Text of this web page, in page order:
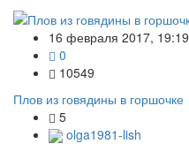
16 февраля 2017, 19:19
0
10549
Плов из говядины в горшочке
5
olga1981-lish